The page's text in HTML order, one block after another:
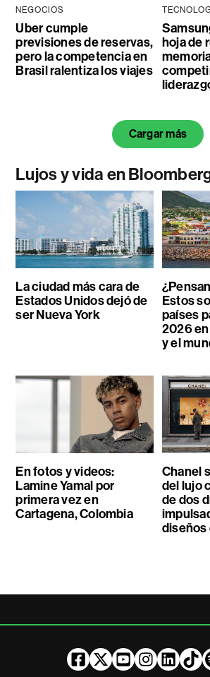
NEGOCIOS
Uber cumple
previsiones de reservas,
pero la competencia en
Brasil ralentiza los viajes
hoja de
Cargar más
Lujos y vida en
La ciudad más cara de
Estados Unidos dejó de
ser Nueva York
Estos
países
2026
y el
En fotos y videos:
Lamine Yamal por
primera vez en
Cartagena, Colombia
Chanel
del lujo
de dos
diseños